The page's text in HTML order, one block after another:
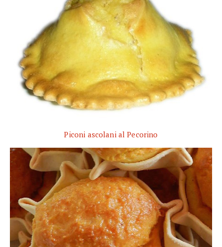
Piconi ascolani al Pecorino